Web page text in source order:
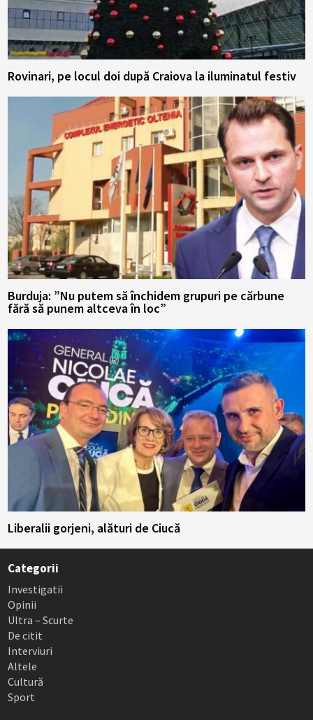
Rovinari, pe locul doi după Craiova la iluminatul festiv
Burduja: ”Nu putem să închidem grupuri pe cărbune
fără să punem altceva în loc”
Liberalii gorjeni, alături de Ciucă
Categorii
Investigatii
Opinii
Ultra – Scurte
De citit
Interviuri
Altele
Cultură
Sport